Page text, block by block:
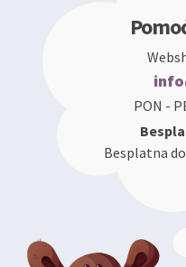
PON -
Besplatna